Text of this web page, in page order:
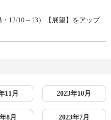
12/10～13）【展望】をアップ
11月 2023年10月
8月 2023年7月